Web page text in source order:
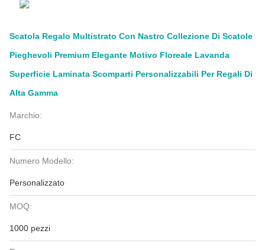
Scatola Regalo Multistrato Con Nastro Collezione Di Scatole
Pieghevoli Premium Elegante Motivo Floreale Lavanda
Superficie Laminata Scomparti Personalizzabili Per Regali Di
Alta Gamma
Marchio:
FC
Numero Modello:
Personalizzato
MOQ:
1000 pezzi